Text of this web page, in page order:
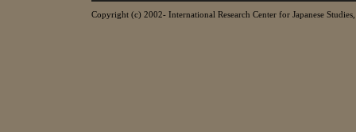
Copyright (c) 2002- International Research Center for Japanese